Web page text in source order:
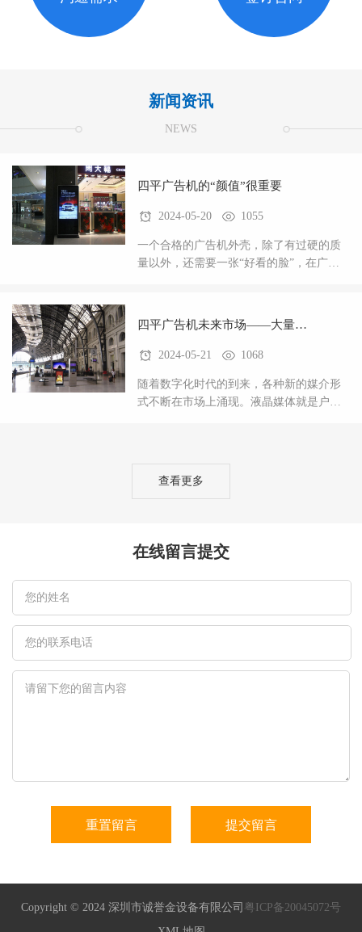
新闻资讯
NEWS
四平广告机的“颜值”很重要
2024-05-20 1055
一个合格的广告机外壳，除了有过硬的质
量以外，还需要一张“好看的脸”，在广告
挑剔问题。好的
四平广告机未来市场——大量需
求好的外壳
2024-05-21 1068
随着数字化时代的到来，各种新的媒介形
式不断在市场上涌现。液晶媒体就是户外
查看更多
在线留言提交
Copyright © 2024 深圳市诚誉金设备有限公司 粤ICP备20045072号